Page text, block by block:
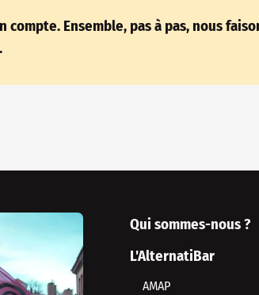
Ensemble, pas à pas, nous
Qui sommes-nous ?
L'AlternatiBar
AMAP